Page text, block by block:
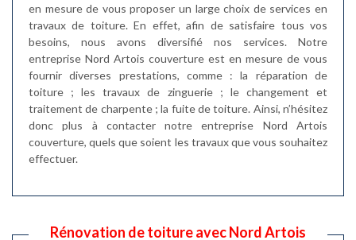
en mesure de vous proposer un large choix de services en
travaux de toiture. En effet, afin de satisfaire tous vos
besoins, nous avons diversifié nos services. Notre
entreprise Nord Artois couverture est en mesure de vous
fournir diverses prestations, comme : la réparation de
toiture ; les travaux de zinguerie ; le changement et
traitement de charpente ; la fuite de toiture. Ainsi, n’hésitez
donc plus à contacter notre entreprise Nord Artois
couverture, quels que soient les travaux que vous souhaitez
effectuer.
Rénovation de toiture avec Nord Artois